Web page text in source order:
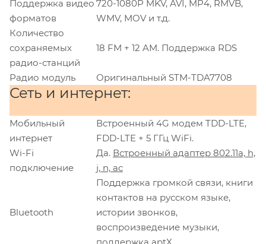
Поддержка видео
форматов
720-1080P MKV, AVI, MP4, RMVB,
WMV, MOV и т.д.
Количество
сохраняемых
радио-станций
18 FM + 12 AM. Поддержка RDS
Радио модуль Оригинальный STM-TDA7708
Сеть и интернет:
Мобильный
интернет
Встроенный 4G модем TDD-LTE,
FDD-LTE + 5 ГГц WiFi.
Wi-Fi
подключение
Да. Встроенный адаптер 802.11a, h,
j, n, ac
Bluetooth
Поддержка громкой связи, книги
контактов на русском языке,
истории звонков,
воспроизведение музыки,